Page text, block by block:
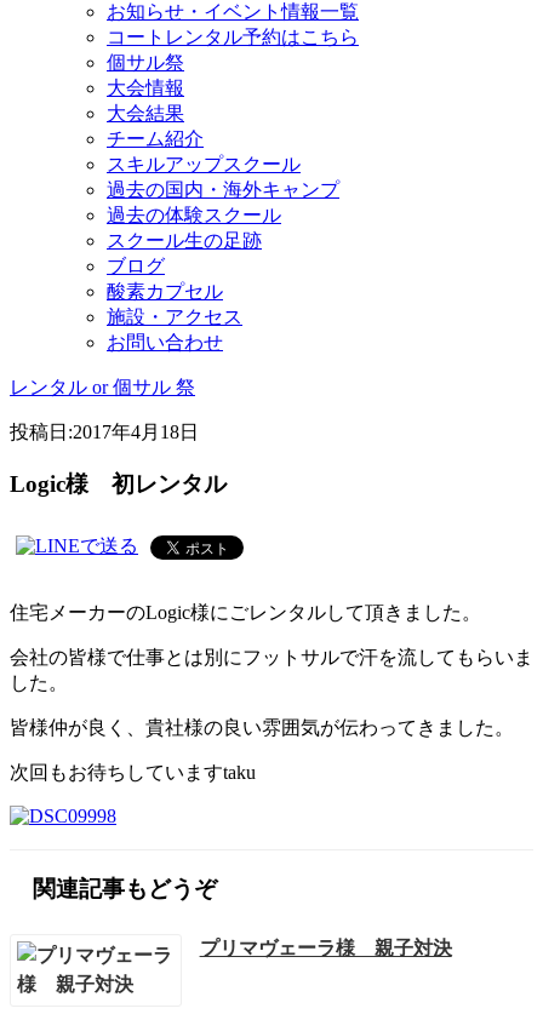
お知らせ・イベント情報一覧
コートレンタル予約はこちら
個サル祭
大会情報
大会結果
チーム紹介
スキルアップスクール
過去の国内・海外キャンプ
過去の体験スクール
スクール生の足跡
ブログ
酸素カプセル
施設・アクセス
お問い合わせ
レンタル or 個サル 祭
投稿日:2017年4月18日
Logic様 初レンタル
住宅メーカーのLogic様にごレンタルして頂きました。
会社の皆様で仕事とは別にフットサルで汗を流してもらいま
した。
皆様仲が良く、貴社様の良い雰囲気が伝わってきました。
次回もお待ちしていますtaku
関連記事もどうぞ
プリマヴェーラ様 親子対決